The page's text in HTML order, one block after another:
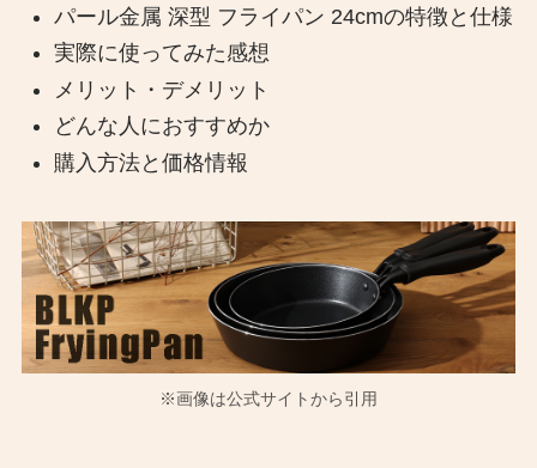
パール金属 深型 フライパン 24cmの特徴と仕様​
実際に使ってみた感想​
メリット・デメリット​
どんな人におすすめか​
購入方法と価格情報​
※画像は公式サイトから引用